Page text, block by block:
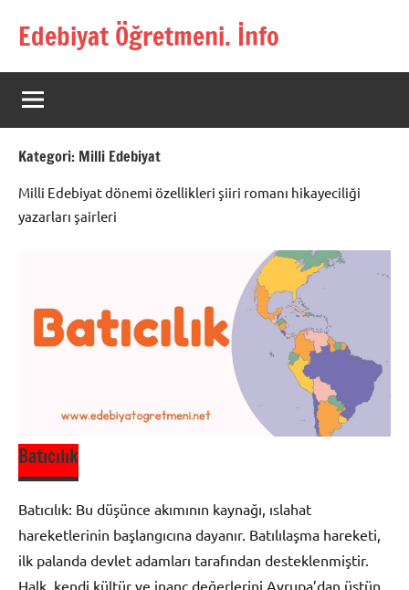
Edebiyat Öğretmeni. İnfo
Türkçe,
Türk
Dili
ve
Öğretmenlerinin
Sitesi
Kategori: Milli Edebiyat
Milli Edebiyat dönemi özellikleri şiiri romanı hikayeciliği
yazarları şairleri
Batıcılık
Batıcılık: Bu düşünce akımının kaynağı, ıslahat
hareketlerinin başlangıcına dayanır. Batılılaşma hareketi,
ilk palanda devlet adamları tarafından desteklenmiştir.
Halk, kendi kültür ve inanç değerlerini Avrupa’dan üstün